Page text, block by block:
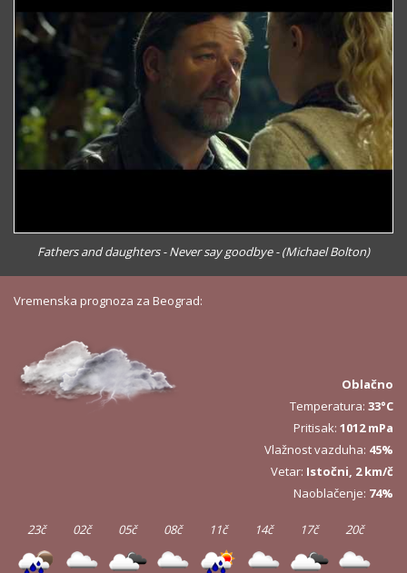
Fathers and daughters - Never say goodbye - (Michael Bolton)
Vremenska prognoza za Beograd:
Oblačno
Temperatura: 33°C
Pritisak: 1012 mPa
Vlažnost vazduha: 45%
Vetar: Istočni, 2 km/č
Naoblačenje: 74%
23č 02č 05č 08č 11č 14č 17č 20č